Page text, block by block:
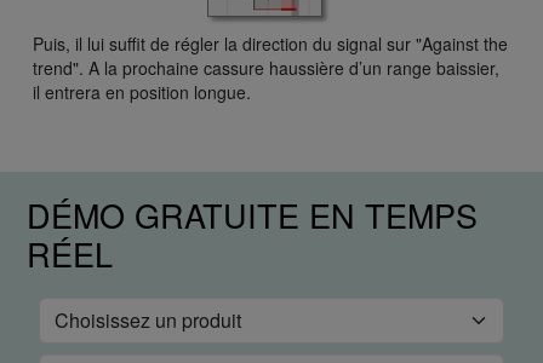
Puis, il lui suffit de régler la direction du signal sur "Against the
trend". A la prochaine cassure haussière d’un range baissier,
il entrera en position longue.
DÉMO GRATUITE EN TEMPS
RÉEL